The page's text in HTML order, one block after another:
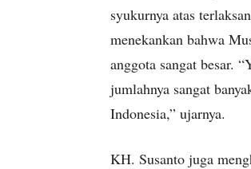
syukurnya atas
menekankan bahwa
anggota sangat besar.
jumlahnya sangat
Indonesia,” ujarnya.
KH. Susanto juga